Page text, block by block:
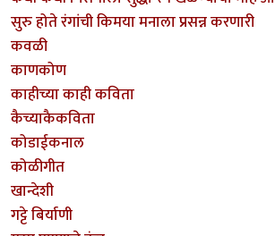
सुरु होते रंगांची किमया मनाला प्रसन्न करणारी
कवळी
काणकोण
काहीच्या काही कविता
कैच्याकैकविता
कोडाईकनाल
कोळीगीत
खान्देशी
गट्टे बिर्याणी